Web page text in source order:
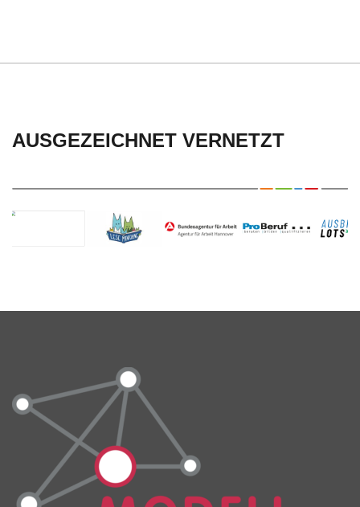
AUSGEZEICHNET VERNETZT